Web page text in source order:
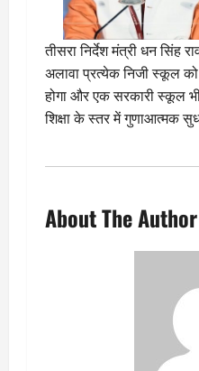
तीसरा निर्देश मंत्री धन सिंह
अलावा प्रत्येक निजी स्कूल
होगा और एक सरकारी स्कूल
शिक्षा के स्तर में गुणाआत्मक
About The Author